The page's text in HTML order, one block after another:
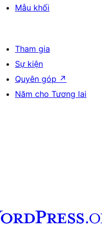
Mẫu khối
Tham gia
Sự kiện
Quyên góp ↗
Năm cho Tương lai